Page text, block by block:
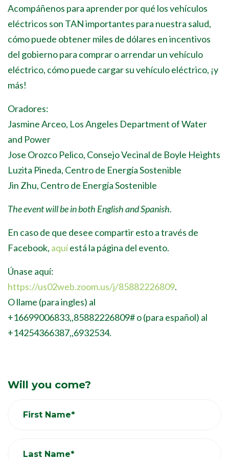
Acompáñenos para aprender por qué los vehículos
eléctricos son TAN importantes para nuestra salud,
cómo puede obtener miles de dólares en incentivos
del gobierno para comprar o arrendar un vehículo
eléctrico, cómo puede cargar su vehículo eléctrico, ¡y
más!
Oradores:
Jasmine Arceo, Los Angeles Department of Water
and Power
Jose Orozco Pelico, Consejo Vecinal de Boyle Heights
Luzita Pineda, Centro de Energía Sostenible
Jin Zhu, Centro de Energía Sostenible
The event will be in both English and Spanish.
En caso de que desee compartir esto a través de
Facebook, aquíestá la página del evento.
Únase aquí:
https://us02web.zoom.us/j/85882226809.
O llame (para ingles) al
+16699006833,,85882226809# o (para español) al
+14254366387,,6932534.
Will you come?
First Name*
Last Name*